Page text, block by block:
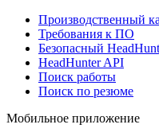
Производственный
Требования к ПО
Безопасный
HeadHunter API
Поиск работы
Поиск по резюме
Мобильное приложение